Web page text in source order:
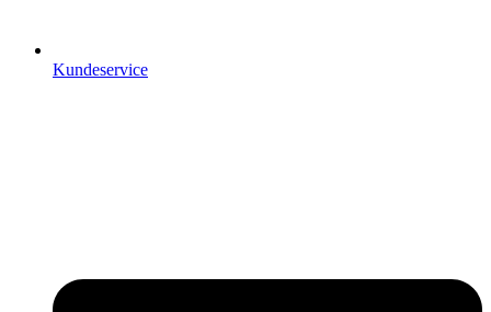
Kundeservice